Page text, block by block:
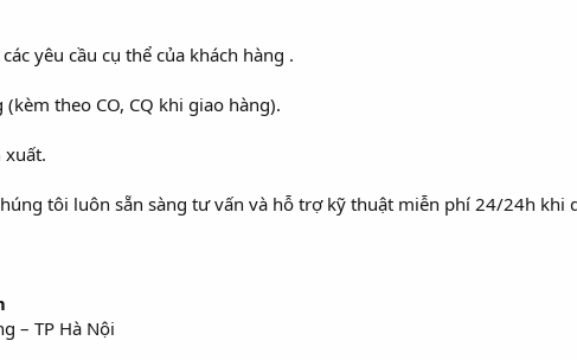
yêu cầu cụ thể của khách hàng .
theo CO, CQ khi giao hàng).
xuất.
tôi luôn sẵn sàng tư vấn và hỗ trợ kỹ thuật miễn phí 24/24h khi
– TP Hà Nội